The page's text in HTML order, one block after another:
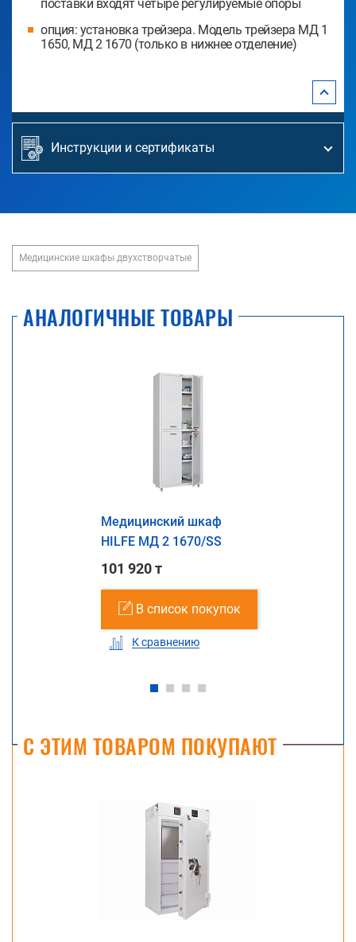
поставки входят четыре регулируемые опоры
опция: установка трейзера. Модель трейзера МД 1
1650, МД 2 1670 (только в нижнее отделение)
Инструкции и сертификаты
Медицинские шкафы двухстворчатые
АНАЛОГИЧНЫЕ ТОВАРЫ
Медицинский шкаф
HILFE МД 2 1670/SS
101 920 т
В список покупок
К сравнению
С ЭТИМ ТОВАРОМ ПОКУПАЮТ